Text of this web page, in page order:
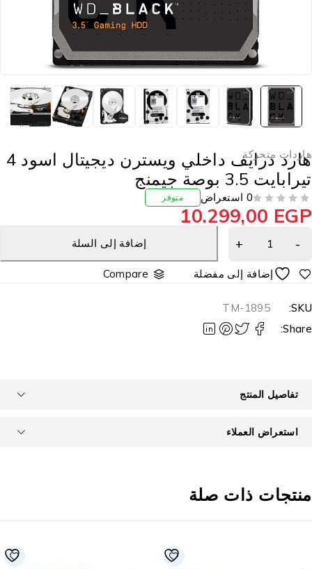
متحركة
هارد درايف داخلي ويسترن ديجيتال اسود 4
3.5 بوصة جيمنج
0 استعراض متوفر
10.299,00
إضافة إلى السلة
Compare
TM-1895
تفاصيل المنتج
استعراض العملاء
ذات صلة